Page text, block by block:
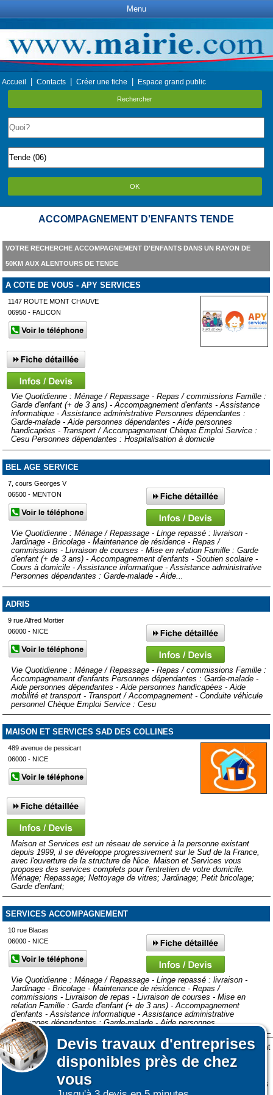
Menu
Accueil Contacts Créer une fiche Espace grand public
Rechercher
OK
ACCOMPAGNEMENT D'ENFANTS TENDE
Devis travaux d'entreprises
disponibles près de chez
vous
VOTRE RECHERCHE ACCOMPAGNEMENT D'ENFANTS DANS UN RAYON DE
50KM AUX ALENTOURS DE TENDE
A COTE DE VOUS - APY SERVICES
1147 ROUTE MONT CHAUVE
06950 - FALICON
Vie Quotidienne : Ménage / Repassage - Repas / commissions Famille :
Garde d'enfant (+ de 3 ans) - Accompagnement d'enfants - Assistance
informatique - Assistance administrative Personnes dépendantes :
Garde-malade - Aide personnes dépendantes - Aide personnes
handicapées - Transport / Accompagnement Chèque Emploi Service :
Cesu Personnes dépendantes : Hospitalisation à domicile
BEL AGE SERVICE
7, cours Georges V
06500 - MENTON
Vie Quotidienne : Ménage / Repassage - Linge repassé : livraison -
Jardinage - Bricolage - Maintenance de résidence - Repas /
commissions - Livraison de courses - Mise en relation Famille : Garde
d'enfant (+ de 3 ans) - Accompagnement d'enfants - Soutien scolaire -
Cours à domicile - Assistance informatique - Assistance administrative
Personnes dépendantes : Garde-malade - Aide...
ADRIS
9 rue Alfred Mortier
06000 - NICE
Vie Quotidienne : Ménage / Repassage - Repas / commissions Famille :
Accompagnement d'enfants Personnes dépendantes : Garde-malade -
Aide personnes dépendantes - Aide personnes handicapées - Aide
mobilité et transport - Transport / Accompagnement - Conduite véhicule
personnel Chèque Emploi Service : Cesu
MAISON ET SERVICES SAD DES COLLINES
489 avenue de pessicart
06000 - NICE
Maison et Services est un réseau de service à la personne existant
depuis 1999, il se développe progressivement sur le Sud de la France,
avec l'ouverture de la structure de Nice. Maison et Services vous
proposes des services complets pour l'entretien de votre domicile.
Ménage; Repassage; Nettoyage de vitres; Jardinage; Petit bricolage;
Garde d'enfant;
SERVICES ACCOMPAGNEMENT
10 rue Blacas
06000 - NICE
Vie Quotidienne : Ménage / Repassage - Linge repassé : livraison -
Jardinage - Bricolage - Maintenance de résidence - Repas /
commissions - Livraison de repas - Livraison de courses - Mise en
relation Famille : Garde d'enfant (+ de 3 ans) - Accompagnement
d'enfants - Assistance informatique - Assistance administrative
Personnes dépendantes : Garde-malade - Aide personnes...
Afficher plus de prestataires dans un rayon de 50km autour de
Tende
Affiner votre recherche
Lors de votre visite sur notre site des fichiers informatiques nommés cookies sont
déposés sur votre terminal. Ces cookies sont utilisés pour la navigation, le
fonctionnement du site et les mesures d'audience pour l'éditeur.
Nous ne collectons pas vos données personnelles au travers des cookies à des